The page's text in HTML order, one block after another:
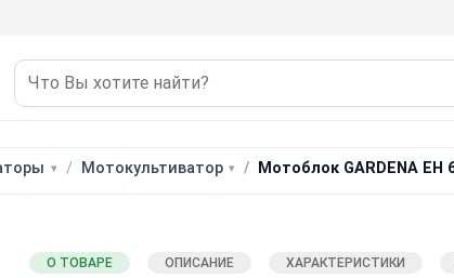
Мотокультиватор Мотоблок GARDENA EH
О ТОВАРЕ ОПИСАНИЕ ХАРАКТЕРИСТИКИ